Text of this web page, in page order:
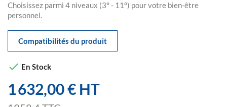
Choisissez parmi 4 niveaux (3° - 11°) pour votre bien-être
personnel.
Compatibilités du produit
 En Stock
1 632,00 € HT